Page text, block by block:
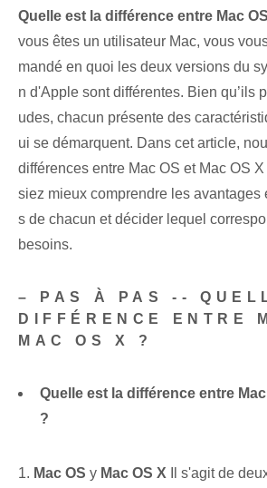
Quelle est la différence entre Mac
vous êtes un utilisateur Mac, vous
mandé en quoi les deux versions du
n d'Apple sont différentes. Bien qu’ils
udes, chacun présente des
ui se démarquent. Dans cet article,
différences entre Mac OS et Mac OS
siez mieux comprendre les avantages
s de chacun et décider lequel
besoins.
– PAS À PAS --
DIFFÉRENCE ENTRE
MAC OS X ?
Quelle est la différence entre Mac
?
1. Mac OS y Mac OS X Il s'agit de